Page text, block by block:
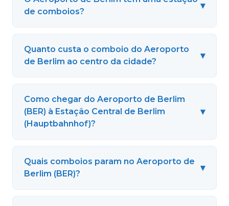
de comboios?
▾
Quanto custa o comboio do Aeroporto
de Berlim ao centro da cidade?
▾
Como chegar do Aeroporto de Berlim
(BER) à Estação Central de Berlim
(Hauptbahnhof)?
▾
Quais comboios param no Aeroporto de
Berlim (BER)?
▾